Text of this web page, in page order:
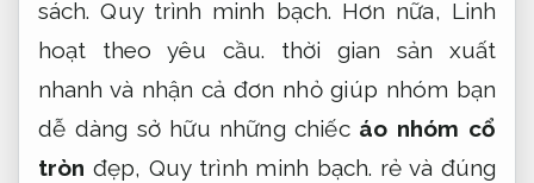
sách. Quy trình minh bạch. Hơn nữa, Linh
hoạt theo yêu cầu. thời gian sản xuất
nhanh và nhận cả đơn nhỏ giúp nhóm bạn
dễ dàng sở hữu những chiếc áo nhóm cổ
tròn đẹp,Quy trình minh bạch. rẻ và đúng